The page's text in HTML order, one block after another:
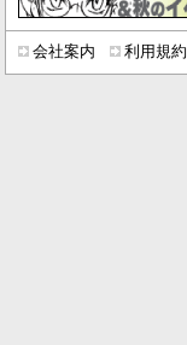
会社案内 利用規約